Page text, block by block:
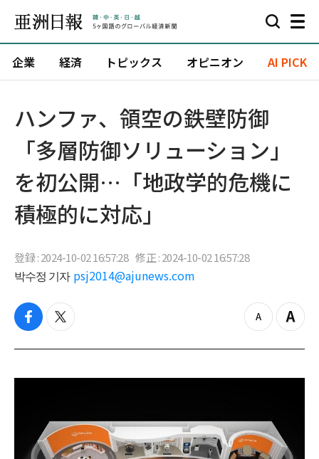
企業 経済 トピックス オピニオン AI PICK
ハンファ、領空の鉄壁防御
「多層防御ソリューション」
を初公開…「地政学的危機に
積極的に対応」
登録 : 2024-10-02 16:57:28 修正 : 2024-10-02 16:57:28
박수정 기자 psj2014@ajunews.com
f
c
b
t
i
t
z
o
o
Z
o
i